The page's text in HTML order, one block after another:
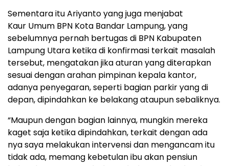
Sementara itu Ariyanto yang juga menjabat
Kaur Umum BPN Kota Bandar Lampung, yang
sebelumnya pernah bertugas di BPN Kabupaten
Lampung Utara ketika di konfirmasi terkait masalah
tersebut, mengatakan jika aturan yang diterapkan
sesuai dengan arahan pimpinan kepala kantor,
adanya penyegaran, seperti bagian parkir yang di
depan, dipindahkan ke belakang ataupun sebaliknya.
“Maupun dengan bagian lainnya, mungkin mereka
kaget saja ketika dipindahkan, terkait dengan ada
nya saya melakukan intervensi dan mengancam itu
tidak ada, memang kebetulan ibu akan pensiun